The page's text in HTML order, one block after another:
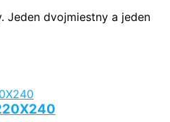
Jeden dvojmiestny a jeden